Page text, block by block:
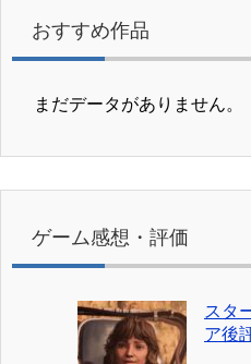
おすすめ作品
まだデータがありません。
ゲーム感想・評価
スタ
ア後